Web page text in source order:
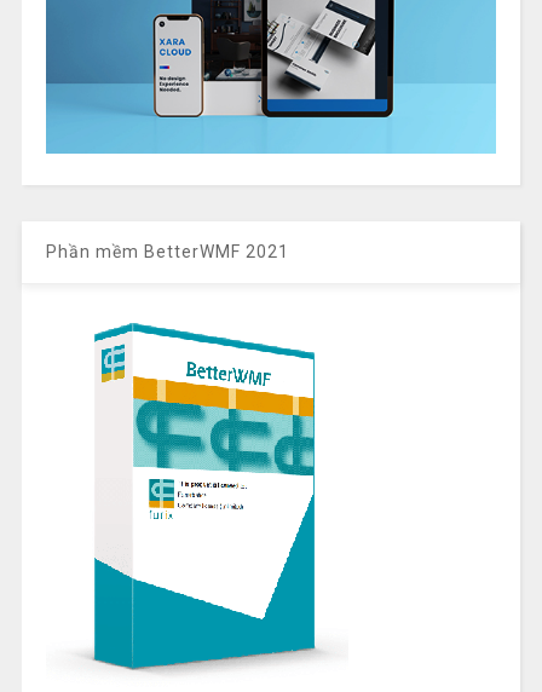
Phần mềm BetterWMF 2021